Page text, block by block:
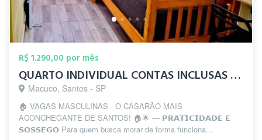
R$ 1.290,00 por mês
QUARTO INDIVIDUAL CONTAS INCLUSAS - MAS...
Macuco, Santos - SP
🏠 VAGAS MASCULINAS - O CASARÃO MAIS
ACONCHEGANTE DE SANTOS! 🏠🌟 — 𝗣𝗥𝗔𝗧𝗜𝗖𝗜𝗗𝗔𝗗𝗘 𝗘
𝗦𝗢𝗦𝗦𝗘𝗚𝗢 Para quem busca morar de forma funciona...